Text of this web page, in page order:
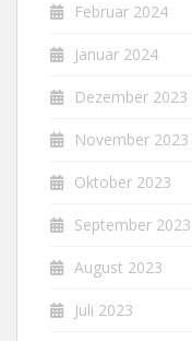
Februar 2024
Januar 2024
Dezember 2023
November 2023
Oktober 2023
September 2023
August 2023
Juli 2023